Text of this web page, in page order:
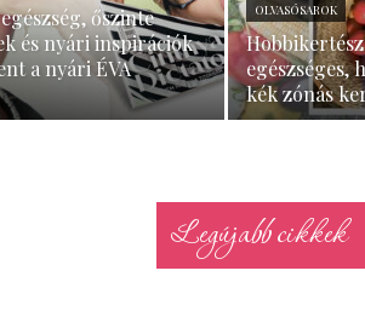
őszinte
és nyári inspirációk
a nyári ÉVA
OLVASÓSAROK
egészséges,
kék zónás
Legújabb cikkek